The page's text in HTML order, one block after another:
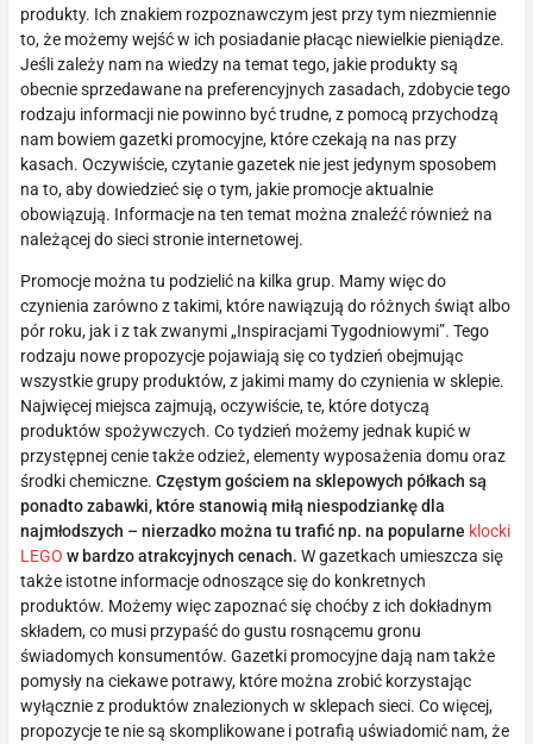
produkty. Ich znakiem rozpoznawczym jest przy tym niezmiennie
to, że możemy wejść w ich posiadanie płacąc niewielkie pieniądze.
Jeśli zależy nam na wiedzy na temat tego, jakie produkty są
obecnie sprzedawane na preferencyjnych zasadach, zdobycie tego
rodzaju informacji nie powinno być trudne, z pomocą przychodzą
nam bowiem gazetki promocyjne, które czekają na nas przy
kasach. Oczywiście, czytanie gazetek nie jest jedynym sposobem
na to, aby dowiedzieć się o tym, jakie promocje aktualnie
obowiązują. Informacje na ten temat można znaleźć również na
należącej do sieci stronie internetowej.
Promocje można tu podzielić na kilka grup. Mamy więc do
czynienia zarówno z takimi, które nawiązują do różnych świąt albo
pór roku, jak i z tak zwanymi „Inspiracjami Tygodniowymi”. Tego
rodzaju nowe propozycje pojawiają się co tydzień obejmując
wszystkie grupy produktów, z jakimi mamy do czynienia w sklepie.
Najwięcej miejsca zajmują, oczywiście, te, które dotyczą
produktów spożywczych. Co tydzień możemy jednak kupić w
przystępnej cenie także odzież, elementy wyposażenia domu oraz
środki chemiczne. Częstym gościem na sklepowych półkach są
ponadto zabawki, które stanowią miłą niespodziankę dla
najmłodszych – nierzadko można tu trafić np. na popularne klocki
LEGO w bardzo atrakcyjnych cenach. W gazetkach umieszcza się
także istotne informacje odnoszące się do konkretnych
produktów. Możemy więc zapoznać się choćby z ich dokładnym
składem, co musi przypaść do gustu rosnącemu gronu
świadomych konsumentów. Gazetki promocyjne dają nam także
pomysły na ciekawe potrawy, które można zrobić korzystając
wyłącznie z produktów znalezionych w sklepach sieci. Co więcej,
propozycje te nie są skomplikowane i potrafią uświadomić nam, że